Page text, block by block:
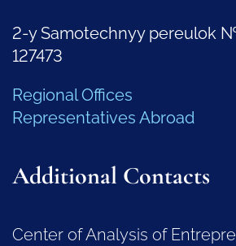
2-y Samotechnyy pereulok
127473
Regional Offices
Representatives Abroad
Additional Contacts
Center of Analysis of